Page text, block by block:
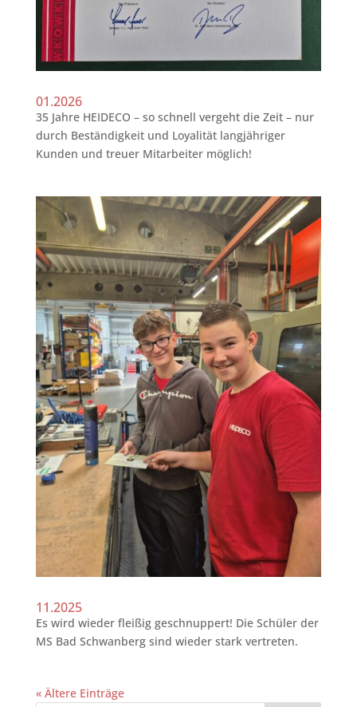
01.2026
35 Jahre HEIDECO – so schnell vergeht die Zeit – nur
durch Beständigkeit und Loyalität langjähriger
Kunden und treuer Mitarbeiter möglich!
11.2025
Es wird wieder fleißig geschnuppert! Die Schüler der
MS Bad Schwanberg sind wieder stark vertreten.
« Ältere Einträge